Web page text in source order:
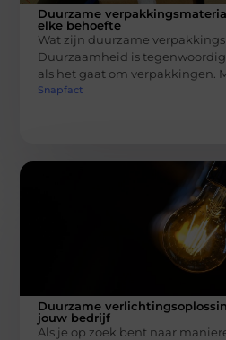
Duurzame
elke behoefte
Wat zijn duurzame
Duurzaamheid is
als het gaat om verpakkingen.
Snapfact
Duurzame
jouw bedrijf
Als je op zoek bent naar